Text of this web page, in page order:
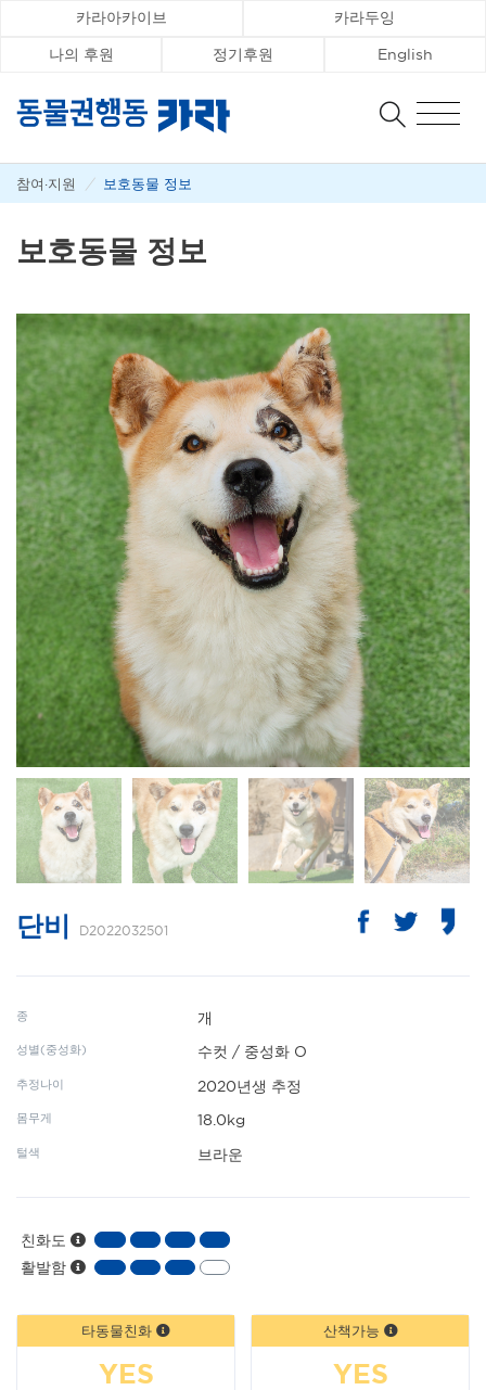
카라아카이브 카라두잉
나의 후원 정기후원 English
참여·지원 / 보호동물 정보
보호동물 정보
단비 D2022032501
종 개
성별(중성화) 수컷 / 중성화 O
추정나이 2020년생 추정
몸무게 18.0kg
털색 브라운
친화도
활발함
타동물친화
YES
산책가능
YES